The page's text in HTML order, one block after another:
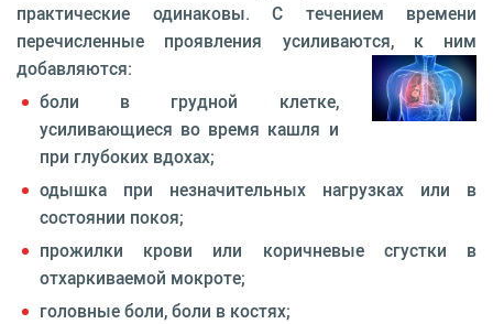
практические одинаковы. С течением времени
перечисленные проявления усиливаются, к ним
добавляются:
боли в грудной клетке,
усиливающиеся во время кашля и
при глубоких вдохах;
одышка при незначительных нагрузках или в
состоянии покоя;
прожилки крови или коричневые сгустки в
отхаркиваемой мокроте;
головные боли, боли в костях;